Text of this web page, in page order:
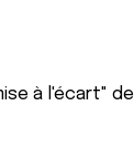
à l'écart" de